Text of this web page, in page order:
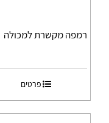
רמפה מקשרת למכולה
פרטים